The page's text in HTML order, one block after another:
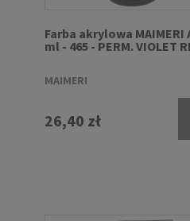
Farba akrylowa MAIMERI
ml - 465 - PERM. VIOLET
MAIMERI
26,40 zł